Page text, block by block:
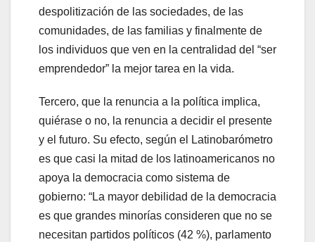
despolitización de las sociedades, de las
comunidades, de las familias y finalmente de
los individuos que ven en la centralidad del “ser
emprendedor” la mejor tarea en la vida.
Tercero, que la renuncia a la política implica,
quiérase o no, la renuncia a decidir el presente
y el futuro. Su efecto, según el Latinobarómetro
es que casi la mitad de los latinoamericanos no
apoya la democracia como sistema de
gobierno: “La mayor debilidad de la democracia
es que grandes minorías consideren que no se
necesitan partidos políticos (42 %), parlamento